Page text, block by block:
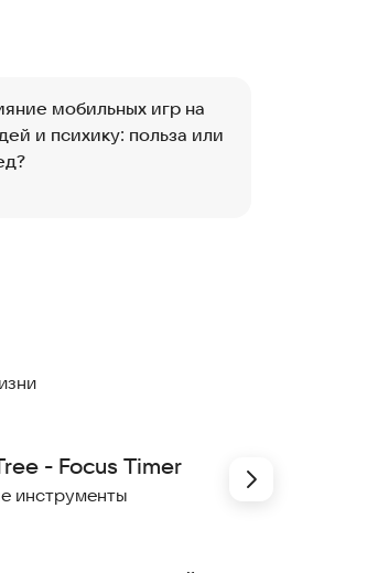
мобильных игр на
и психику: польза или
- Focus Timer
инструменты